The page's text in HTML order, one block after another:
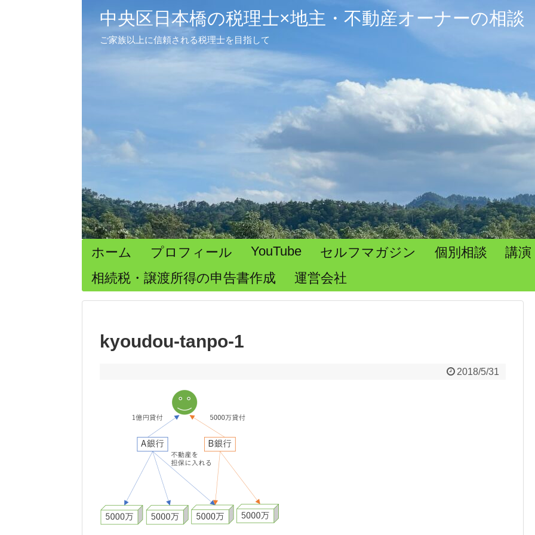
中央区日本橋の税理士×地主・不動産オーナーの相談
ご家族以上に信頼される税理士を目指して
ホーム プロフィール YouTube セルフマガジン 個別相談
講
相続税・譲渡所得の申告書作成
運営会社
kyoudou-tanpo-1
2018/5/31